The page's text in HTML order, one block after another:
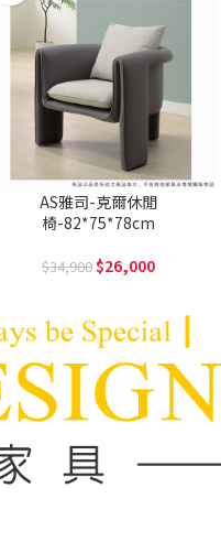
AS雅司-克爾休閒
椅-82*75*78cm
34,900 26,000